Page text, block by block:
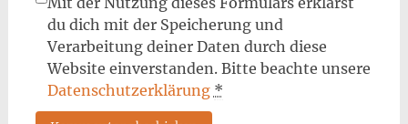
du dich mit der Speicherung und
Verarbeitung deiner Daten durch diese
Website einverstanden. Bitte beachte unsere
Datenschutzerklärung *